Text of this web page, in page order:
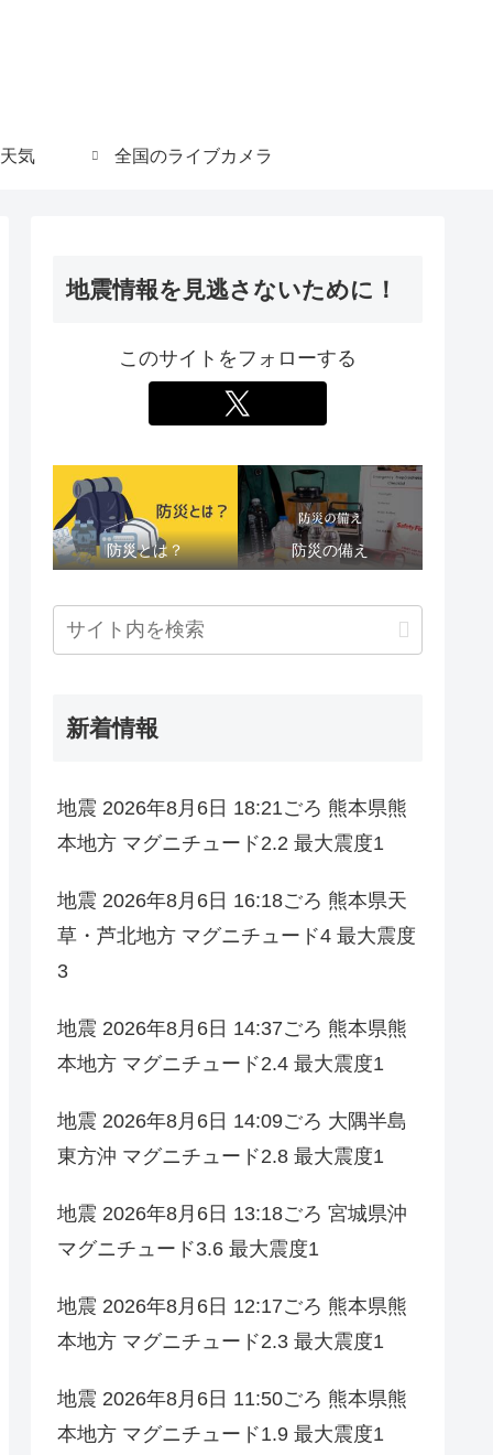
天気 全国のライブカメラ
地震情報を見逃さないために！
このサイトをフォローする
防災とは？ 防災の備え
新着情報
地震 2026年8月6日 18:21ごろ 熊本県熊
本地方 マグニチュード2.2 最大震度1
地震 2026年8月6日 16:18ごろ 熊本県天
草・芦北地方 マグニチュード4 最大震度
3
地震 2026年8月6日 14:37ごろ 熊本県熊
本地方 マグニチュード2.4 最大震度1
地震 2026年8月6日 14:09ごろ 大隅半島
東方沖 マグニチュード2.8 最大震度1
地震 2026年8月6日 13:18ごろ 宮城県沖
マグニチュード3.6 最大震度1
地震 2026年8月6日 12:17ごろ 熊本県熊
本地方 マグニチュード2.3 最大震度1
地震 2026年8月6日 11:50ごろ 熊本県熊
本地方 マグニチュード1.9 最大震度1